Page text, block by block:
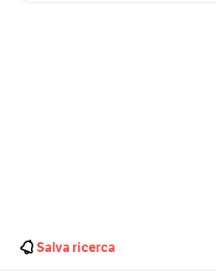
Salva ricerca